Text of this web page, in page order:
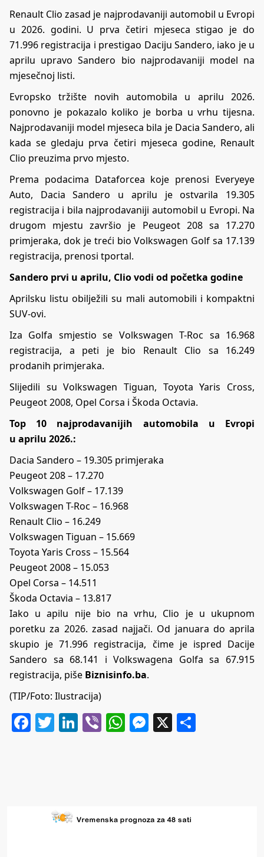
Renault Clio zasad je najprodavaniji automobil u Evropi
u 2026. godini. U prva četiri mjeseca stigao je do
71.996 registracija i prestigao Daciju Sandero, iako je u
aprilu upravo Sandero bio najprodavaniji model na
mjesečnoj listi.
Evropsko tržište novih automobila u aprilu 2026.
ponovno je pokazalo koliko je borba u vrhu tijesna.
Najprodavaniji model mjeseca bila je Dacia Sandero, ali
kada se gledaju prva četiri mjeseca godine, Renault
Clio preuzima prvo mjesto.
Prema podacima Dataforcea koje prenosi Everyeye
Auto, Dacia Sandero u aprilu je ostvarila 19.305
registracija i bila najprodavaniji automobil u Evropi. Na
drugom mjestu završio je Peugeot 208 sa 17.270
primjeraka, dok je treći bio Volkswagen Golf sa 17.139
registracija, prenosi tportal.
Sandero prvi u aprilu, Clio vodi od početka godine
Aprilsku listu obilježili su mali automobili i kompaktni
SUV-ovi.
Iza Golfa smjestio se Volkswagen T-Roc sa 16.968
registracija, a peti je bio Renault Clio sa 16.249
prodanih primjeraka.
Slijedili su Volkswagen Tiguan, Toyota Yaris Cross,
Peugeot 2008, Opel Corsa i Škoda Octavia.
Top 10 najprodavanijih automobila u Evropi
u aprilu 2026.:
Dacia Sandero – 19.305 primjeraka
Peugeot 208 – 17.270
Volkswagen Golf – 17.139
Volkswagen T-Roc – 16.968
Renault Clio – 16.249
Volkswagen Tiguan – 15.669
Toyota Yaris Cross – 15.564
Peugeot 2008 – 15.053
Opel Corsa – 14.511
Škoda Octavia – 13.817
Iako u apilu nije bio na vrhu, Clio je u ukupnom
poretku za 2026. zasad najjači. Od januara do aprila
skupio je 71.996 registracija, čime je ispred Dacije
Sandero sa 68.141 i Volkswagena Golfa sa 67.915
registracija, piše Biznisinfo.ba.
(TIP/Foto: Ilustracija)
Facebook
Twitter
LinkedIn
ViberWhatsApp
Messenger
X